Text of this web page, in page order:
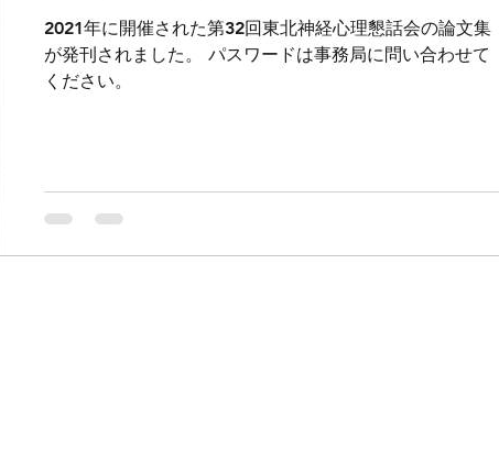
2021年に開催された第32回東北神経心理懇話会の論文集
が発刊されました。 パスワードは事務局に問い合わせて
ください。